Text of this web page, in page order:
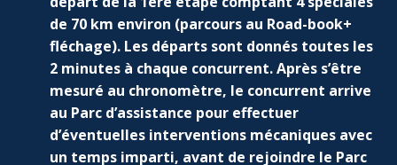
de 70 km environ (parcours au Road-book+
fléchage). Les départs sont donnés toutes les
2 minutes à chaque concurrent. Après s’être
mesuré au chronomètre, le concurrent arrive
au Parc d’assistance pour effectuer
d’éventuelles interventions mécaniques avec
un temps imparti, avant de rejoindre le Parc